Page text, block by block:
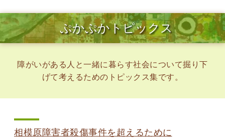
ぷかぷかトピックス
障がいがある人と一緒に暮らす社会について掘り下
げて考えるためのトピックス集です。
相模原障害者殺傷事件を超えるために